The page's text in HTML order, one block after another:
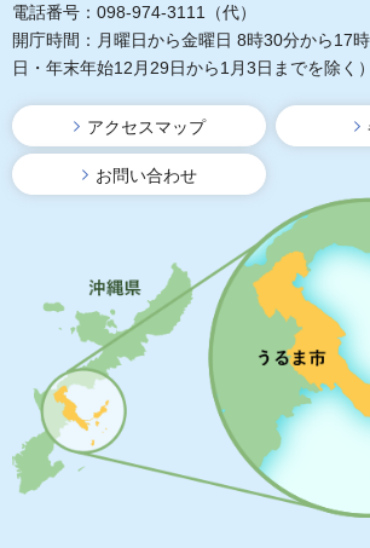
電話番号：098-974-3111（代）
開庁時間：月曜日から金曜日 8時30分から17
日・年末年始12月29日から1月3日までを除く）
アクセスマップ
お問い合わせ